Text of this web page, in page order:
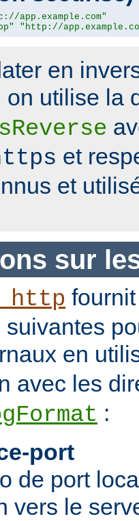
app.example.com"
"http://
en
on utilise la
et
et
sur
suivantes
en
avec les
:
port
de port
vers le